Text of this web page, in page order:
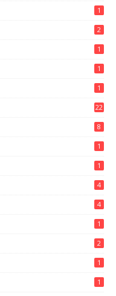
1
2
1
1
1
22
8
1
1
4
4
1
2
1
1